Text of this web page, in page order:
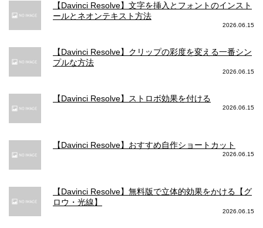
【Davinci Resolve】文字を挿入とフォントのインスト
ールとネオンテキスト方法
2026.06.15
【Davinci Resolve】クリップの彩度を変える一番シン
プルな方法
2026.06.15
【Davinci Resolve】ストロボ効果を付ける
2026.06.15
【Davinci Resolve】おすすめ自作ショートカット
2026.06.15
【Davinci Resolve】無料版で立体的効果をかける【グ
ロウ・光線】
2026.06.15